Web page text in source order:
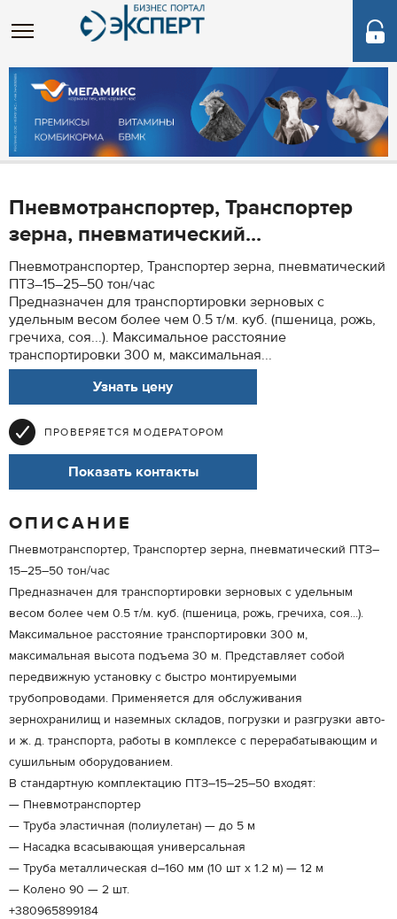
Пневмотранспортер, Транспортер
зерна, пневматический...
Пневмотранспортер, Транспортер зерна, пневматический
ПТЗ–15–25–50 тон/час
Предназначен для транспортировки зерновых с
удельным весом более чем 0.5 т/м. куб. (пшеница, рожь,
гречиха, соя...). Максимальное расстояние
транспортировки 300 м, максимальная...
Узнать цену
ПРОВЕРЯЕТСЯ МОДЕРАТОРОМ
Показать контакты
ОПИСАНИЕ
Пневмотранспортер, Транспортер зерна, пневматический ПТЗ–
15–25–50 тон/час
Предназначен для транспортировки зерновых с удельным
весом более чем 0.5 т/м. куб. (пшеница, рожь, гречиха, соя...).
Максимальное расстояние транспортировки 300 м,
максимальная высота подъема 30 м. Представляет собой
передвижную установку с быстро монтируемыми
трубопроводами. Применяется для обслуживания
зернохранилищ и наземных складов, погрузки и разгрузки авто-
и ж. д. транспорта, работы в комплексе с перерабатывающим и
сушильным оборудованием.
В стандартную комплектацию ПТЗ–15–25–50 входят:
— Пневмотранспортер
— Труба эластичная (полиулетан) — до 5 м
— Насадка всасывающая универсальная
— Труба металлическая d–160 мм (10 шт х 1.2 м) — 12 м
— Колено 90 — 2 шт.
+380965899184